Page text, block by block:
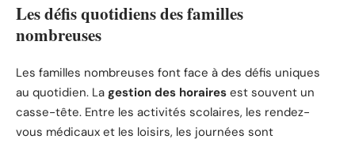
Les défis quotidiens des familles
nombreuses
Les familles nombreuses font face à des défis uniques
au quotidien. La gestion des horaires est souvent un
casse-tête. Entre les activités scolaires, les rendez-
vous médicaux et les loisirs, les journées sont